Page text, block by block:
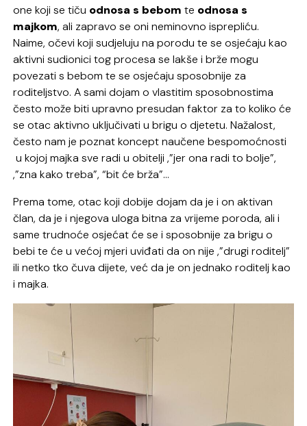
one koji se tiču odnosa s bebom te odnosa s
majkom, ali zapravo se oni neminovno isprepliću.
Naime, očevi koji sudjeluju na porodu te se osjećaju kao
aktivni sudionici tog procesa se lakše i brže mogu
povezati s bebom te se osjećaju sposobnije za
roditeljstvo. A sami dojam o vlastitim sposobnostima
često može biti upravno presudan faktor za to koliko će
se otac aktivno uključivati u brigu o djetetu. Nažalost,
često nam je poznat koncept naučene bespomoćnosti
u kojoj majka sve radi u obitelji ,”jer ona radi to bolje”,
,”zna kako treba”, “bit će brža”…
Prema tome, otac koji dobije dojam da je i on aktivan
član, da je i njegova uloga bitna za vrijeme poroda, ali i
same trudnoće osjećat će se i sposobnije za brigu o
bebi te će u većoj mjeri uviđati da on nije ,”drugi roditelj”
ili netko tko čuva dijete, već da je on jednako roditelj kao
i majka.